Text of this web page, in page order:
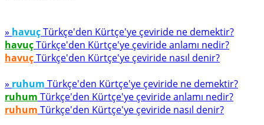
» havuçTürkçe'den Kürtçe'ye çeviride ne demektir?
havuçTürkçe'den Kürtçe'ye çeviride anlamı nedir?
havuçTürkçe'den Kürtçe'ye çeviride nasıl denir?
» ruhum Türkçe'den Kürtçe'ye çeviride ne demektir?
ruhum Türkçe'den Kürtçe'ye çeviride anlamı nedir?
ruhum Türkçe'den Kürtçe'ye çeviride nasıl denir?